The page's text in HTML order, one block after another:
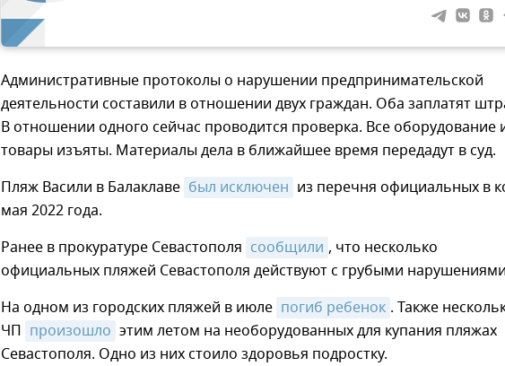
Административные протоколы о нарушении предпринимательской
деятельности составили в отношении двух граждан. Оба заплатят
В отношении одного сейчас проводится проверка. Все оборудование
товары изъяты. Материалы дела в ближайшее время передадут в суд.
Пляж Васили в Балаклаве был исключен из перечня официальных в
мая 2022 года.
Ранее в прокуратуре Севастополя сообщили , что несколько
официальных пляжей Севастополя действуют с грубыми
На одном из городских пляжей в июле погиб ребенок . Также
ЧП произошло этим летом на необорудованных для купания пляжах
Севастополя. Одно из них стоило здоровья подростку.